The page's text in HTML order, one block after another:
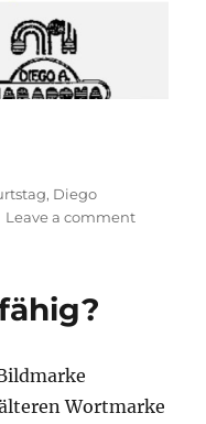
, Diego
Leave a commenton
Wortmarke